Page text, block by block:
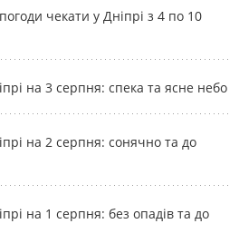
чекати у Дніпрі з 4 по 10
на 3 серпня: спека та ясне небо
на 2 серпня: сонячно та до
на 1 серпня: без опадів та до